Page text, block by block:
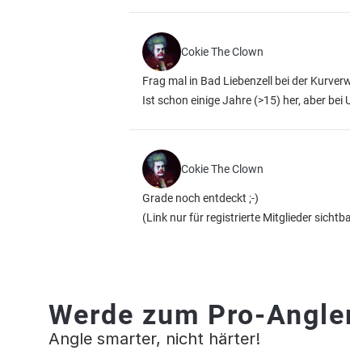
Cokie The Clown
Frag mal in Bad Liebenzell bei der
Ist schon einige Jahre (>15) her, aber
Cokie The Clown
Grade noch entdeckt ;-)
(Link nur für registrierte Mitglieder
Werde zum Pro-
Angle smarter, nicht härter!